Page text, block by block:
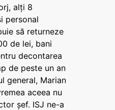
alți 8
personal
să returneze
de lei, bani
decontarea
de peste un an
general, Marian
aceea nu
șef. ISJ ne-a